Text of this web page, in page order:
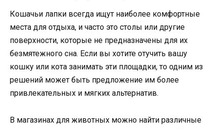
Кошачьи лапки всегда ищут наиболее комфортные
места для отдыха, и часто это столы или другие
поверхности, которые не предназначены для их
безмятежного сна. Если вы хотите отучить вашу
кошку или кота занимать эти площадки, то одним из
решений может быть предложение им более
привлекательных и мягких альтернатив.
В магазинах для животных можно найти различные